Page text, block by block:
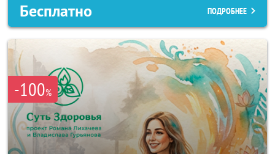
Бесплатно ПОДРОБНЕЕ
-100%